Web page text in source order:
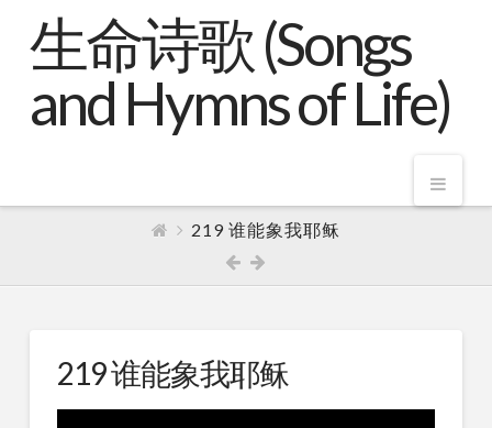
生命诗歌 (Songs
and Hymns of Life)
219 谁能象我耶稣
219 谁能象我耶稣